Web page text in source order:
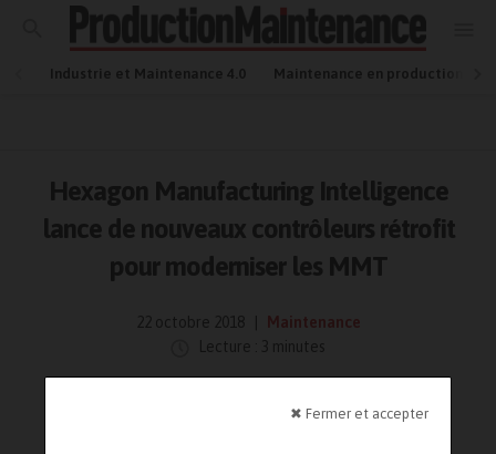
✖ Fermer et accepter
Industrie et Maintenance 4.0 Maintenance en production
Hexagon Manufacturing Intelligence
lance de nouveaux contrôleurs rétrofit
pour moderniser les MMT
22 octobre 2018
Maintenance
Lecture : 3 minutes